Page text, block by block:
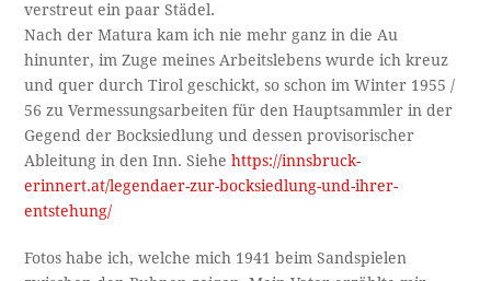
verstreut ein paar Städel.
Nach der Matura kam ich nie mehr ganz in die Au
hinunter, im Zuge meines Arbeitslebens wurde ich kreuz
und quer durch Tirol geschickt, so schon im Winter 1955 /
56 zu Vermessungsarbeiten für den Hauptsammler in der
Gegend der Bocksiedlung und dessen provisorischer
Ableitung in den Inn. Siehehttps://innsbruck-
erinnert.at/legendaer-zur-bocksiedlung-und-ihrer-
entstehung/
Fotos habe ich, welche mich 1941 beim Sandspielen